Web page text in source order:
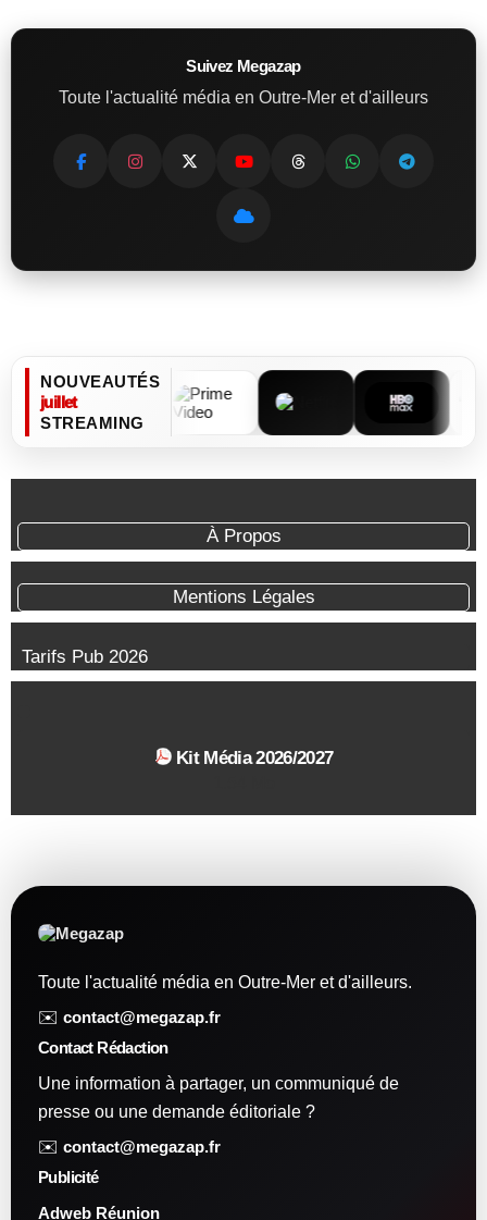
Suivez Megazap
Toute l'actualité média en Outre-Mer et d'ailleurs
NOUVEAUTÉS
juillet
STREAMING
À Propos
Mentions Légales
Tarifs Pub 2026
Kit Média 2026/2027
Toute l'actualité média en Outre-Mer et d'ailleurs.
✉️ contact@megazap.fr
Contact Rédaction
Une information à partager, un communiqué de
presse ou une demande éditoriale ?
✉️ contact@megazap.fr
Publicité
Adweb Réunion